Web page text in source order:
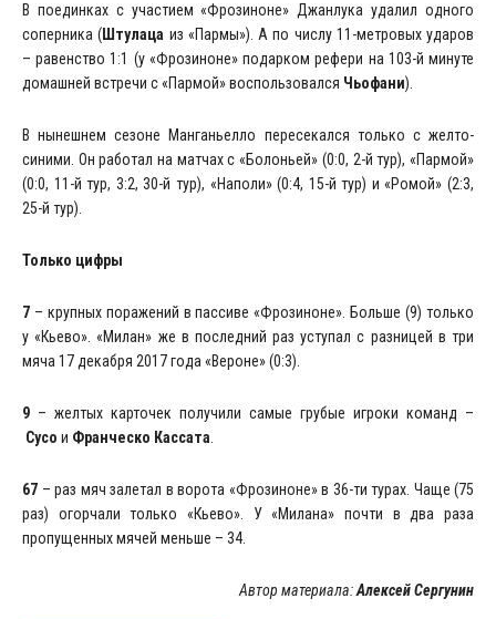
В поединках с участием «Фрозиноне» Джанлука удалил одного
соперника (Штулаца из «Пармы»). А по числу 11-метровых ударов
– равенство 1:1 (у «Фрозиноне» подарком рефери на 103-й минуте
домашней встречи с «Пармой» воспользовался Чьофани).
В нынешнем сезоне Манганьелло пересекался только с желто-
синими. Он работал на матчах с «Болоньей» (0:0, 2-й тур), «Пармой»
(0:0, 11-й тур, 3:2, 30-й тур), «Наполи» (0:4, 15-й тур) и «Ромой» (2:3,
25-й тур).
Только цифры
7 – крупных поражений в пассиве «Фрозиноне». Больше (9) только
у «Кьево». «Милан» же в последний раз уступал с разницей в три
мяча 17 декабря 2017 года «Вероне» (0:3).
9 – желтых карточек получили самые грубые игроки команд –
Сусо и Франческо Кассата
67 – раз мяч залетал в ворота «Фрозиноне» в 36-ти турах. Чаще (75
раз) огорчали только «Кьево». У «Милана» почти в два раза
пропущенных мячей меньше – 34.
Автор материала:Алексей Сергунин